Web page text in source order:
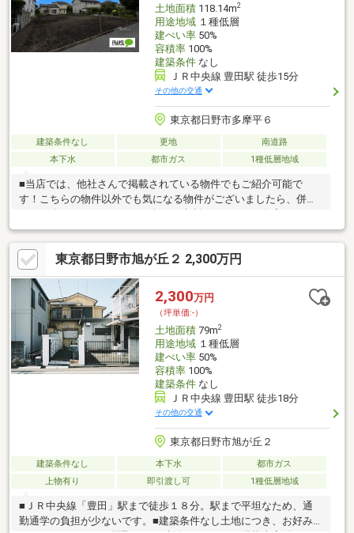
土地面積118.14m2
用途地域１種低層
建ぺい率50%
容積率100%
建築条件なし
ＪＲ中央線 豊田駅 徒歩15分
その他の交通
東京都日野市多摩平６
建築条件なし 更地
南道路
本下水
都市ガス 1種低層地域
■当店では、他社さんで掲載されている物件でもご紹介可能で
す！こちらの物件以外でも気になる物件がございましたら、併せ
のご案内もお任せください。専属スタッフによりネット銀行等も
含めた数ある金融機関の中からお客様にとってベストなプランを
ご提案いたします！■ご売却のご相談も承っております。まずは
机上査定にて概算での売却金額を査定いたします。どうぞお気軽
にお問い合わせください。■当店には賃貸専門のスタッフもおり
ますので、賃貸との同時相談も可能です。■ピタットハウス全国
６５１店舗のネットワークで理想のご購入を全力サポートいたし
ます！
東京都日野市旭が丘２ 2,300万円
2,300万円
（坪単価:-）
土地面積79m2
用途地域１種低層
建ぺい率50%
容積率100%
建築条件なし
ＪＲ中央線 豊田駅 徒歩18分
その他の交通
東京都日野市旭が丘２
建築条件なし 本下水
都市ガス
上物有り
即引渡し可 1種低層地域
■ＪＲ中央線「豊田」駅まで徒歩１８分。駅まで平坦なため、通
勤通学の負担が少ないです。■建築条件なし土地につき、お好み